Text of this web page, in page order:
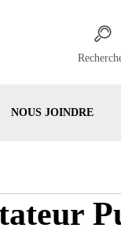
NOUS JOINDRE